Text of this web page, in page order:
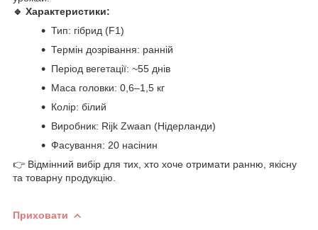
🔹 Характеристики:
Тип: гібрид (F1)
Термін дозрівання: ранній
Період вегетації: ~55 днів
Маса головки: 0,6–1,5 кг
Колір: білий
Виробник: Rijk Zwaan (Нідерланди)
Фасування: 20 насінин
👉 Відмінний вибір для тих, хто хоче отримати ранню, якісну
та товарну продукцію.
Приховати